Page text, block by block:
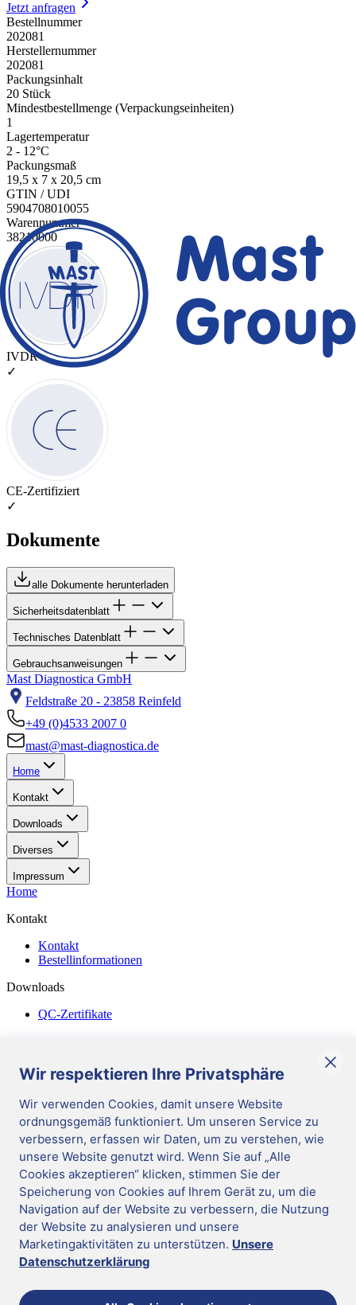
Wir respektieren Ihre Privatsphäre
Wir verwenden Cookies, damit unsere Website
ordnungsgemäß funktioniert. Um unseren Service zu
verbessern, erfassen wir Daten, um zu verstehen, wie
unsere Website genutzt wird. Wenn Sie auf „Alle
Cookies akzeptieren“ klicken, stimmen Sie der
Speicherung von Cookies auf Ihrem Gerät zu, um die
Navigation auf der Website zu verbessern, die Nutzung
der Website zu analysieren und unsere
Marketingaktivitäten zu unterstützen. Unsere
Datenschutzerklärung
Jetzt anfragen
Bestellnummer
202081
Herstellernummer
202081
Packungsinhalt
20 Stück
Mindestbestellmenge (Verpackungseinheiten)
1
Lagertemperatur
2 - 12°C
Packungsmaß
19,5 x 7 x 20,5 cm
GTIN / UDI
5904708010055
Warennummer
38210000
IVDR
✓
CE-Zertifiziert
✓
Dokumente
alle Dokumente herunterladen
Sicherheitsdatenblatt
Technisches Datenblatt
Gebrauchsanweisungen
Mast Diagnostica GmbH
Feldstraße 20 - 23858 Reinfeld
+49 (0)4533 2007 0
mast@mast-diagnostica.de
Home
Kontakt
Downloads
Diverses
Impressum
Home
Kontakt
Kontakt
Bestellinformationen
Downloads
QC-Zertifikate
Allgemeine Geschäftsbedingungen
Corporate Responsibility
German
Cookies verwalten
Impressum |
Datenschutz |
Hinweisgeber-System
Update cookie preferences |Mast Diagnostica GmbH 2026
Folgen Sie uns
DE
Mast Diagnostica GmbH 2026
Wechseln Sie in die richtige Region für mehr Informationen